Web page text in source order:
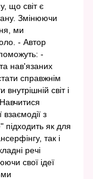
що світ є
Змінюючи
ми
- Автор
-
нав'язаних
справжнім
світ і
взаємодії з
підходить як для
так і
речі
свої ідеї